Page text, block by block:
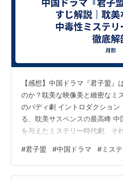
【感想】中国ドラマ『君子盟』
のか？耽美な映像美と緻密なミ
のバディ劇 イントロダクション
る、耽美サスペンスの最高峰
を与えたミステリー時代劇、そ
うな「圧倒的な映像美」と、一
「緻密な謎解き」が融合した、
ペンス作品です。 原作は人気
#君子盟 #中国ドラマ #ミス